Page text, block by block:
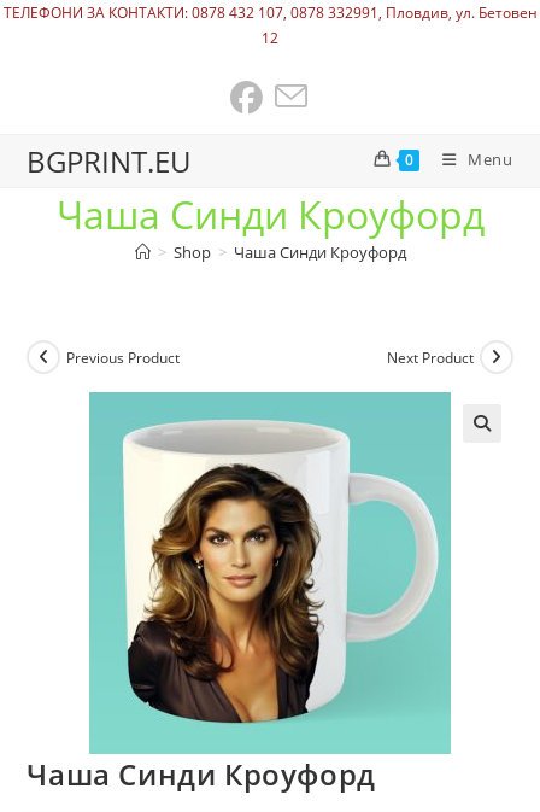
ТЕЛЕФОНИ ЗА КОНТАКТИ: 0878 432 107, 0878 332991, Пловдив, ул. Бетовен
12
BGPRINT.EU 0 Menu
Чаша Синди Кроуфорд
> Shop > Чаша Синди Кроуфорд
Previous Product Next Product
Чаша Синди Кроуфорд